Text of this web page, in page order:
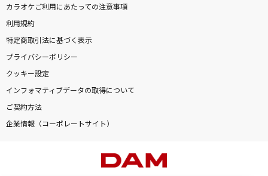
カラオケご利用にあたっての注意事項
利用規約
特定商取引法に基づく表示
プライバシーポリシー
クッキー設定
インフォマティブデータの取得について
ご契約方法
企業情報（コーポレートサイト）